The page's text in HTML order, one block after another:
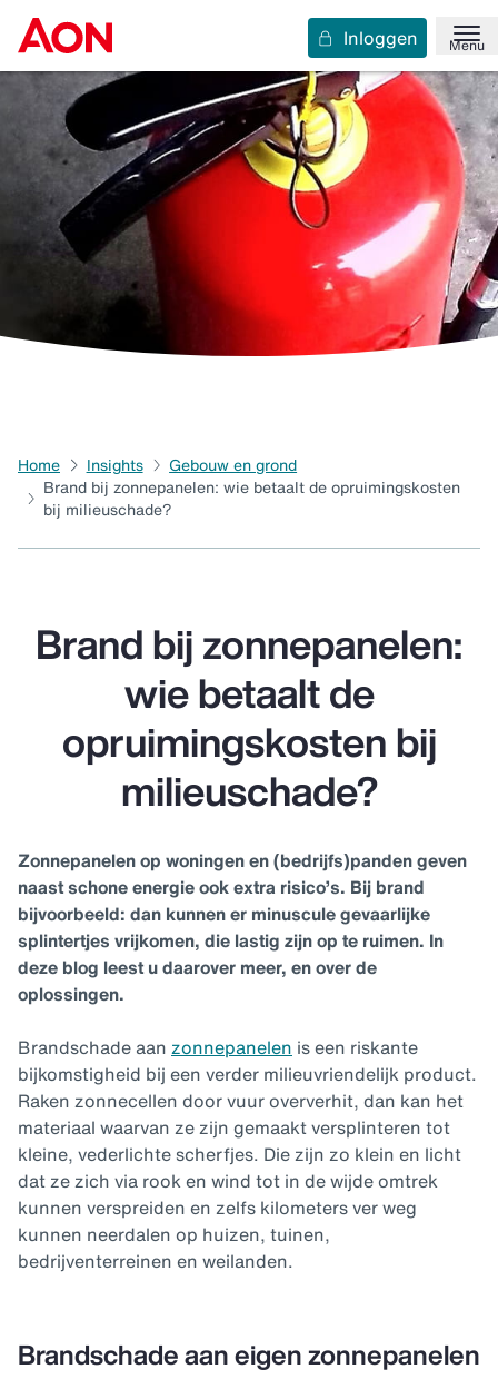
Menu
Inloggen
Home Insights
Gebouw en grond
Brand bij zonnepanelen: wie betaalt de opruimingskosten
bij milieuschade?
Brand bij zonnepanelen:
wie betaalt de
opruimingskosten bij
milieuschade?
Zonnepanelen op woningen en (bedrijfs)panden geven
naast schone energie ook extra risico’s. Bij brand
bijvoorbeeld: dan kunnen er minuscule gevaarlijke
splintertjes vrijkomen, die lastig zijn op te ruimen. In
deze blog leest u daarover meer, en over de
oplossingen.
Brandschade aan zonnepanelen is een riskante
bijkomstigheid bij een verder milieuvriendelijk product.
Raken zonnecellen door vuur oververhit, dan kan het
materiaal waarvan ze zijn gemaakt versplinteren tot
kleine, vederlichte scherfjes. Die zijn zo klein en licht
dat ze zich via rook en wind tot in de wijde omtrek
kunnen verspreiden en zelfs kilometers ver weg
kunnen neerdalen op huizen, tuinen,
bedrijventerreinen en weilanden.
Brandschade aan eigen zonnepanelen